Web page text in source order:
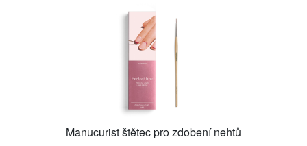
Manucurist štětec pro zdobení nehtů